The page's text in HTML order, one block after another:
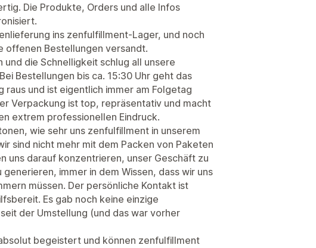
Die Produkte, Orders und alle Infos
ins zenfulfillment-Lager, und noch
offenen Bestellungen versandt.
und die Schnelligkeit schlug all unsere
Bestellungen bis ca. 15:30 Uhr geht das
raus und ist eigentlich immer am Folgetag
Verpackung ist top, repräsentativ und macht
extrem professionellen Eindruck.
wie sehr uns zenfulfillment in unserem
sind nicht mehr mit dem Packen von Paketen
uns darauf konzentrieren, unser Geschäft zu
immer in dem Wissen, dass wir uns
müssen. Der persönliche Kontakt ist
Es gab noch keine einzige
der Umstellung (und das war vorher
begeistert und können zenfulfillment